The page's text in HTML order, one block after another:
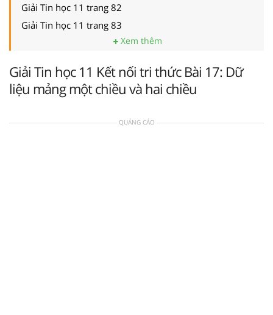
Giải Tin học 11 trang 82
Giải Tin học 11 trang 83
Xem thêm
Giải Tin học 11 Kết nối tri thức Bài 17: Dữ
liệu mảng một chiều và hai chiều
QUẢNG CÁO